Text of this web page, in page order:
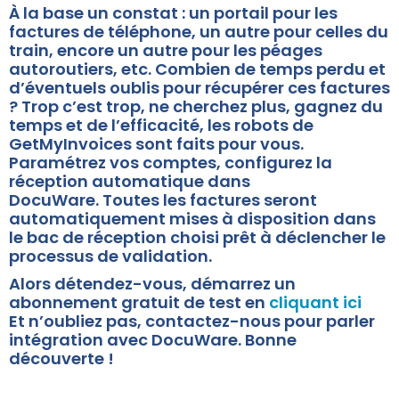
À la base un constat : un portail pour les
factures de téléphone, un autre pour celles du
train, encore un autre pour les péages
autoroutiers, etc. Combien de temps perdu et
d’éventuels oublis pour récupérer ces factures
? Trop c’est trop, ne cherchez plus, gagnez du
temps et de l’efficacité, les robots de
GetMyInvoices sont faits pour vous.
Paramétrez vos comptes, configurez la
réception automatique dans
DocuWare. Toutes les factures seront
automatiquement mises à disposition dans
le bac de réception choisi prêt à déclencher le
processus de validation.
Alors détendez-vous, démarrez un
abonnement gratuit de test en cliquant ici
Et n’oubliez pas, contactez-nous pour parler
intégration avec DocuWare. Bonne
découverte !